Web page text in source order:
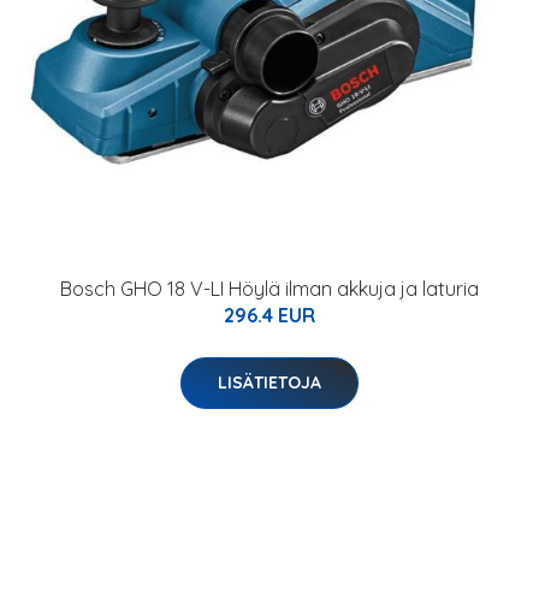
Bosch GHO 18 V-LI Höylä ilman akkuja ja laturia
296.4 EUR
LISÄTIETOJA